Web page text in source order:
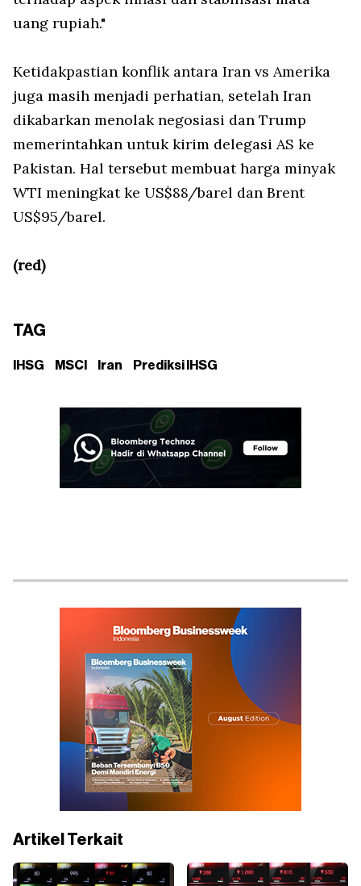
uang rupiah."
Ketidakpastian konflik antara Iran vs Amerika
juga masih menjadi perhatian, setelah Iran
dikabarkan menolak negosiasi dan Trump
memerintahkan untuk kirim delegasi AS ke
Pakistan. Hal tersebut membuat harga minyak
WTI meningkat ke US$88/barel dan Brent
US$95/barel.
(red)
TAG
IHSG MSCI Iran Prediksi IHSG
Artikel Terkait